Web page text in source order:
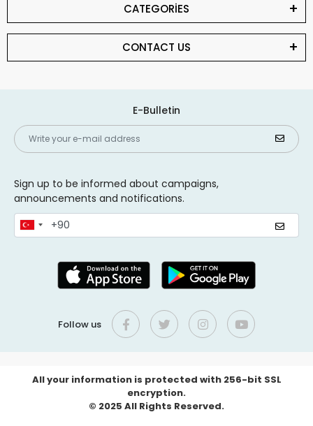
CATEGORİES
CONTACT US
E-Bulletin
Sign up to be informed about campaigns,
announcements and notifications.
Follow us
All your information is protected with 256-bit SSL
encryption.
© 2025 All Rights Reserved.